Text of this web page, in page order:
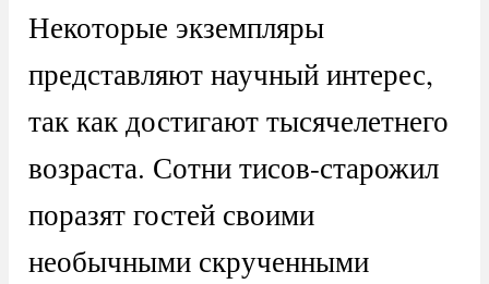
Некоторые экземпляры
представляют научный интерес,
так как достигают тысячелетнего
возраста. Сотни тисов-старожил
поразят гостей своими
необычными скрученными